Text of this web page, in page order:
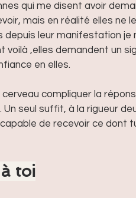
qui me disent avoir
mais en réalité elles ne
leur manifestation je
voilà ,elles demandent un
en elles.
compliquer la
seul suffit, à la rigueur
de recevoir ce dont
toi